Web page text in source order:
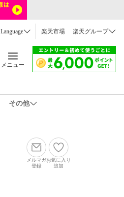
Language 楽天市場 楽天グループ
メニュー
その他
メルマガ
登録
お気に入り
追加